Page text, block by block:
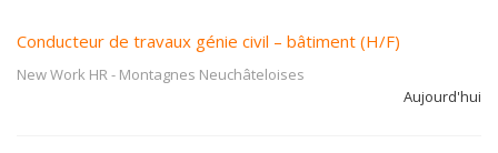
Conducteur de travaux génie civil – bâtiment (H/F)
New Work HR- Montagnes Neuchâteloises
Aujourd'hui